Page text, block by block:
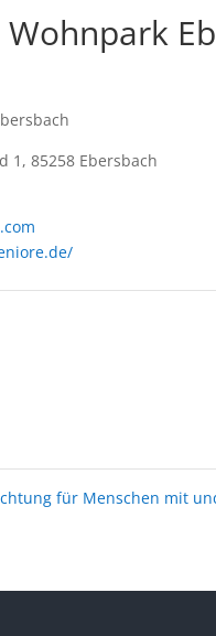
1, 85258 Ebersbach
für Menschen mit